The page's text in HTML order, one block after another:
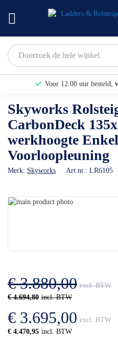
Voor 12:00 uur besteld,
Bekijk hier
Binnen 1 dag
Skyworks
CarbonDeck
werkhoogte
Voorloopleuning
Merk: Skyworks Art.nr.: LR6105
Ga
gallerij
€ 4.694,80
€ 3.880,00
€ 4.470,95
€ 3.695,00